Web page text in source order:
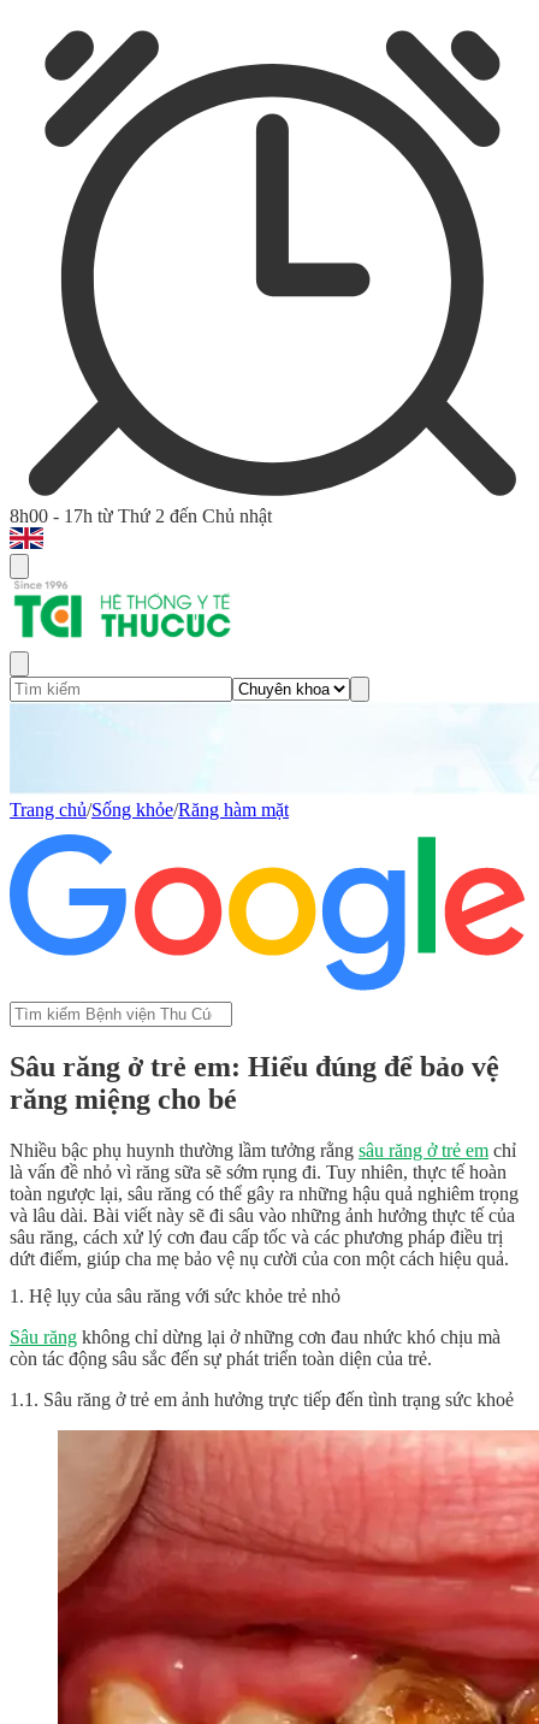
8h00 - 17h từ Thứ 2 đến Chủ nhật
Trang chủ/Sống khỏe/Răng hàm mặt
Sâu răng ở trẻ em: Hiểu đúng để bảo vệ
răng miệng cho bé
Nhiều bậc phụ huynh thường lầm tưởng rằng sâu răng ở trẻ em chỉ
là vấn đề nhỏ vì răng sữa sẽ sớm rụng đi. Tuy nhiên, thực tế hoàn
toàn ngược lại, sâu răng có thể gây ra những hậu quả nghiêm trọng
và lâu dài. Bài viết này sẽ đi sâu vào những ảnh hưởng thực tế của
sâu răng, cách xử lý cơn đau cấp tốc và các phương pháp điều trị
dứt điểm, giúp cha mẹ bảo vệ nụ cười của con một cách hiệu quả.
1. Hệ lụy của sâu răng với sức khỏe trẻ nhỏ
Sâu răng không chỉ dừng lại ở những cơn đau nhức khó chịu mà
còn tác động sâu sắc đến sự phát triển toàn diện của trẻ.
1.1. Sâu răng ở trẻ em ảnh hưởng trực tiếp đến tình trạng sức khoẻ